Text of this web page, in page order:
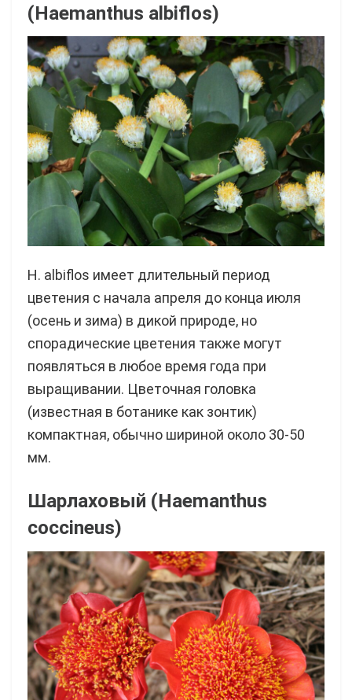
(Haemanthus albiflos)
H. albiflos имеет длительный период
цветения с начала апреля до конца июля
(осень и зима) в дикой природе, но
спорадические цветения также могут
появляться в любое время года при
выращивании. Цветочная головка
(известная в ботанике как зонтик)
компактная, обычно шириной около 30-50
мм.
Шарлаховый (Haemanthus
coccineus)